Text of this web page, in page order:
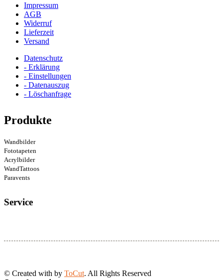
Impressum
AGB
Widerruf
Lieferzeit
Versand
Datenschutz
- Erklärung
- Einstellungen
- Datenauszug
- Löschanfrage
Produkte
Wandbilder
Fototapeten
Acrylbilder
WandTattoos
Paravents
Service
© Created with by ToCut. All Rights Reserved